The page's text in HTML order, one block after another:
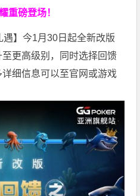
重磅登场！
遇】今1月30日起全新改版
至更高级别，同时选择回馈
细信息可以至官网或游戏